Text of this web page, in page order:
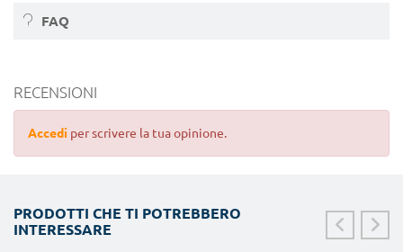
FAQ
RECENSIONI
Accedi per scrivere la tua opinione.
PRODOTTI CHE TI POTREBBERO
INTERESSARE